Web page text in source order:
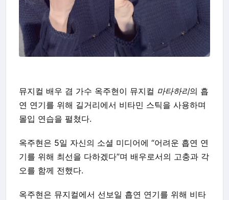
뮤지컬 배우 겸 가수 옥주현이 뮤지컬 마타하리의 흡
연 연기를 위해 길거리에서 비타민 스틱을 사용하며
몰입 연습을 펼쳤다.
옥주현은 5일 자신의 소셜 미디어에 “어려운 흡연 연
기를 위해 최선을 다하겠다”며 배우로서의 고충과 각
오를 함께 전했다.
옥주현은 뮤지컬에서 선보일 흡연 연기를 위해 비타